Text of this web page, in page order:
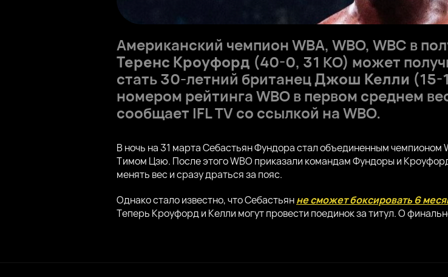
Американский чемпион WBA, WBO, WBC в
Теренс Кроуфорд (40-0, 31 КО) может
стать 30-летний британецДжош Келли (15-
номером рейтинга WBO в первом среднем
сообщает IFL TV со ссылкой на WBO.
В ночь на 31 марта Себастьян Фундора стал объединенным чемпионом
Тимом Цзю. После этого WBO приказали командам Фундоры и
менять вес и сразу драться за пояс.
Однако стало известно, что Себастьянне сможет боксировать 6
Теперь Кроуфорд и Келли могут провести поединок за титул. О